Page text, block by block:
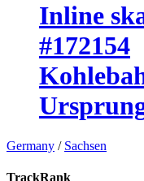
Inline
#172154
Germany / Sachsen
TrackRank